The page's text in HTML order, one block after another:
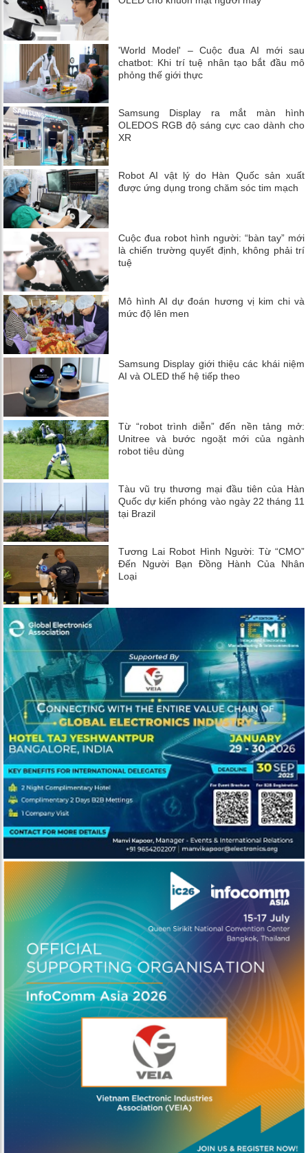
'World Model' – Cuộc đua AI mới sau
chatbot: Khi trí tuệ nhân tạo bắt đầu mô
phỏng thế giới thực
Samsung Display ra mắt màn hình
OLEDOS RGB độ sáng cực cao dành cho
XR
Robot AI vật lý do Hàn Quốc sản xuất
được ứng dụng trong chăm sóc tim mạch
Cuộc đua robot hình người: “bàn tay” mới
là chiến trường quyết định, không phải trí
tuệ
Mô hình AI dự đoán hương vị kim chi và
mức độ lên men
Samsung Display giới thiệu các khái niệm
AI và OLED thế hệ tiếp theo
Từ “robot trình diễn” đến nền tảng mở:
Unitree và bước ngoặt mới của ngành
robot tiêu dùng
Tàu vũ trụ thương mại đầu tiên của Hàn
Quốc dự kiến ​​phóng vào ngày 22 tháng 11
tại Brazil
Tương Lai Robot Hình Người: Từ “CMO”
Đến Người Bạn Đồng Hành Của Nhân
Loại